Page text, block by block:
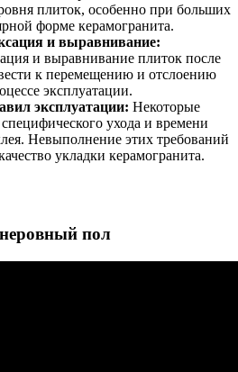
плиток, особенно при больших
форме керамогранита.
и выравнивание:
и выравнивание плиток после
к перемещению и отслоению
эксплуатации.
эксплуатации: Некоторые
ухода и времени
Невыполнение этих требований
укладки керамогранита.
пол